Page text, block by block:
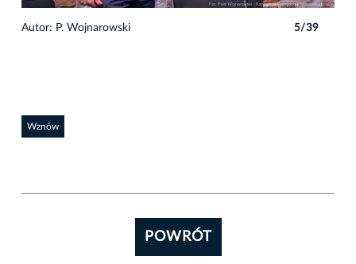
Autor: P. Wojnarowski 5/39
Wznów
POWRÓT